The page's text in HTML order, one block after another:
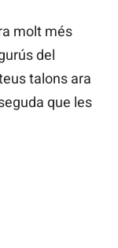
molt més
del
talons ara
que les